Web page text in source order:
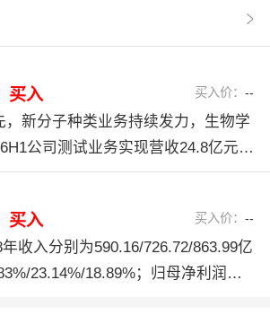
康德603259
买入 买入价：--
，新分子种类业务持续发力，生物学
公司测试业务实现营收24.8亿元，
中药物安全性评价业务收入同比增
亚太地区行业领先地位；2026H1生
亿元，同比增长11.2%，持续为
客户，新分子业务收入占比超3
抗体类、多肽类等领域新客户快速
买入 买入价：--
收入分别为590.16/726.72/863.99亿
23.14%/18.89%；归母净利润为2